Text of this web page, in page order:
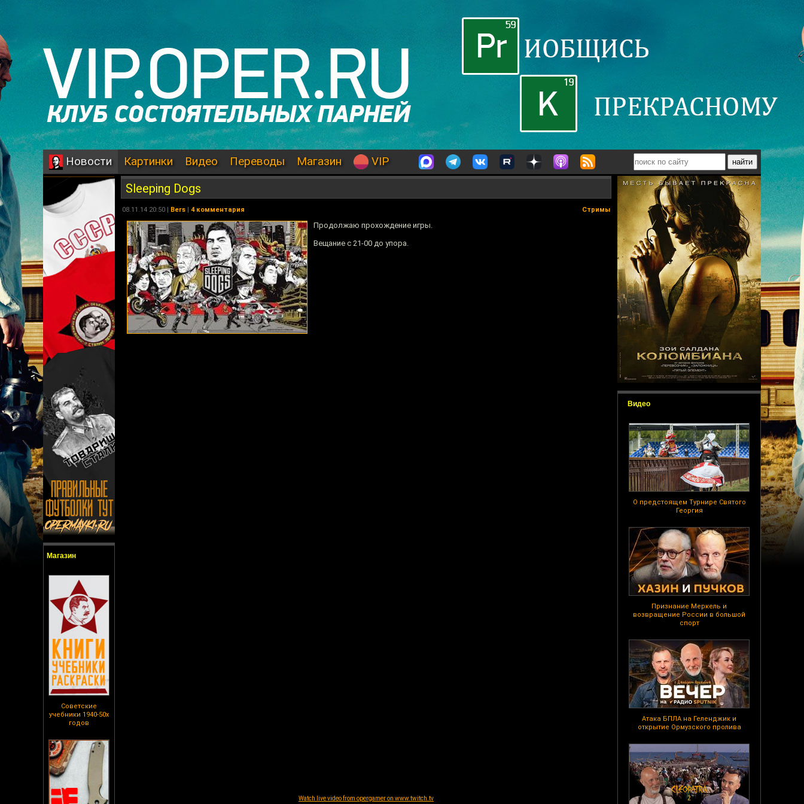
Новости Картинки Видео Переводы Магазин VIP
Магазин
Советские
учебники 1940-50х
годов
Видео
О предстоящем Турнире Святого
Георгия
Признание Меркель и
возвращение России в большой
спорт
Атака БПЛА на Геленджик и
открытие Ормузского пролива
Sleeping Dogs
08.11.14 20:50 | Bers | 4 комментария Стримы
Продолжаю прохождение игры.
Вещание с 21-00 до упора.
Watch live video from opergamer on www.twitch.tv